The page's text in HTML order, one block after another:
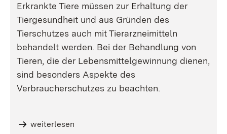
Erkrankte Tiere müssen zur Erhaltung der
Tiergesundheit und aus Gründen des
Tierschutzes auch mit Tierarzneimitteln
behandelt werden. Bei der Behandlung von
Tieren, die der Lebensmittelgewinnung dienen,
sind besonders Aspekte des
Verbraucherschutzes zu beachten.
weiterlesen